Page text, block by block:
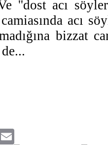
''dost acı
acı
bizzat
Link